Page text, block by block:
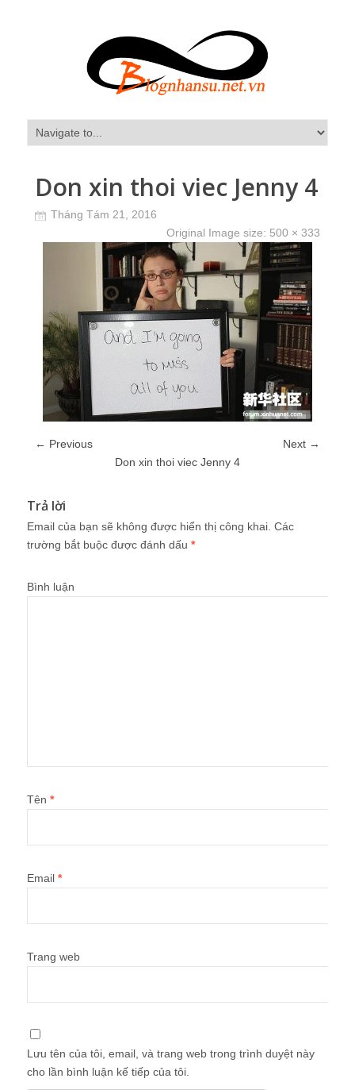
Don xin thoi viec Jenny 4
Tháng Tám 21, 2016
Original Image size: 500 × 333
← Previous
Next →
Don xin thoi viec Jenny 4
Trả lời
Email của bạn sẽ không được hiển thị công khai. Các
trường bắt buộc được đánh dấu *
Bình luận
Tên *
Email *
Trang web
Lưu tên của tôi, email, và trang web trong trình duyệt này
cho lần bình luận kế tiếp của tôi.